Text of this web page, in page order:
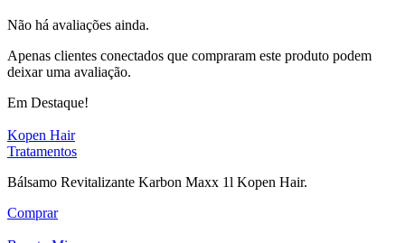
Não há avaliações ainda.
Apenas clientes conectados que compraram este produto podem
deixar uma avaliação.
Em Destaque!
Kopen Hair
Tratamentos
Bálsamo Revitalizante Karbon Maxx 1l Kopen Hair.
Comprar